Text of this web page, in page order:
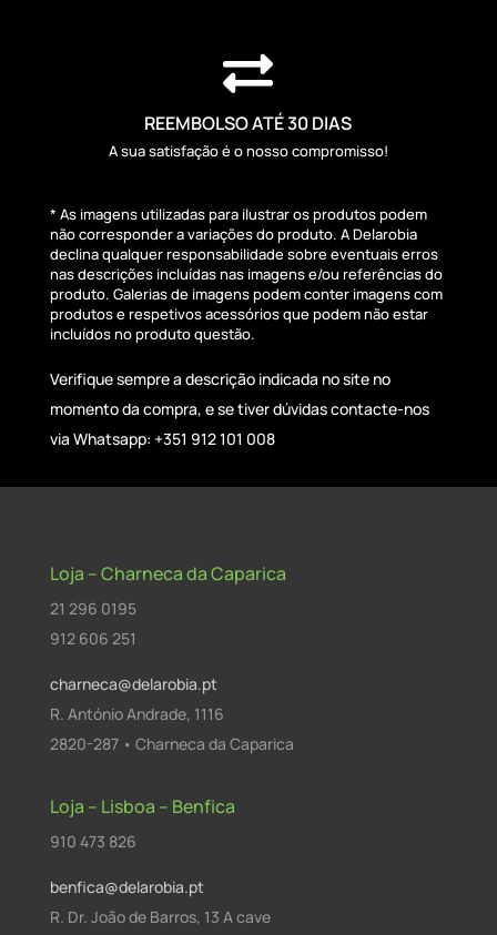

REEMBOLSO ATÉ 30 DIAS
A sua satisfação é o nosso compromisso!
* As imagens utilizadas para ilustrar os produtos podem
não corresponder a variações do produto. A Delarobia
declina qualquer responsabilidade sobre eventuais erros
nas descrições incluídas nas imagens e/ou referências do
produto. Galerias de imagens podem conter imagens com
produtos e respetivos acessórios que podem não estar
incluídos no produto questão.
Verifique sempre a descrição indicada no site no
momento da compra, e se tiver dúvidas contacte-nos
via Whatsapp: +351 912 101 008
Loja – Charneca da Caparica
21 296 0195
912 606 251
charneca@delarobia.pt
R. António Andrade, 1116
2820-287 • Charneca da Caparica
Loja – Lisboa – Benfica
910 473 826
benfica@delarobia.pt
R. Dr. João de Barros, 13 A cave